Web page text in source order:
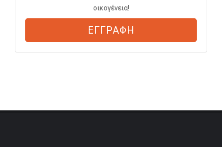
οικογένεια!
ΕΓΓΡΑΦΗ